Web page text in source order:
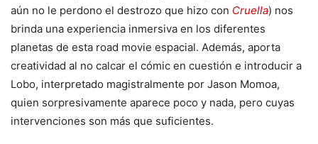
aún no le perdono el destrozo que hizo con Cruella) nos
brinda una experiencia inmersiva en los diferentes
planetas de esta road movie espacial. Además, aporta
creatividad al no calcar el cómic en cuestión e introducir a
Lobo, interpretado magistralmente por Jason Momoa,
quien sorpresivamente aparece poco y nada, pero cuyas
intervenciones son más que suficientes.